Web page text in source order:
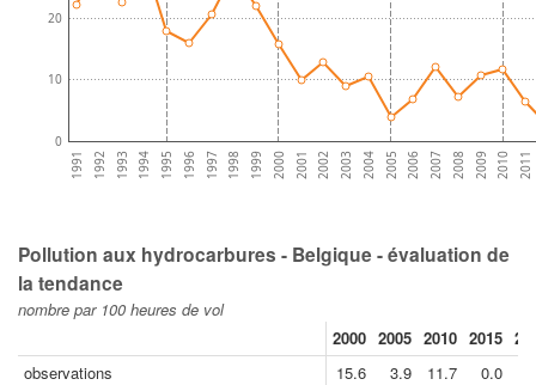
1991 1992 1993 1994 1995 1996 1997 1998 1999 2000 2001 2002 2003 2004 2005 2006 2007 2008 2009 2010 2011
0
10
20
Pollution aux hydrocarbures - Belgique - évaluation de
la tendance
nombre par 100 heures de vol
2000 2005 2010 2015
observations
15.6 3.9 11.7 0.0